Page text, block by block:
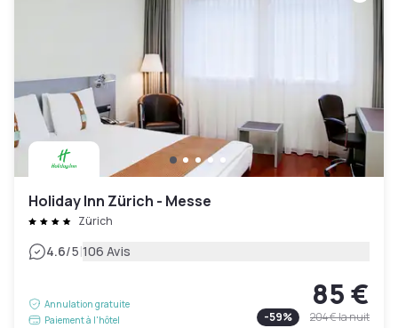
Holiday Inn Zürich - Messe
Zürich
4.6/5|106 Avis
Annulation gratuite
Paiement à l'hôtel
85 €
-59% 204 €la nuit